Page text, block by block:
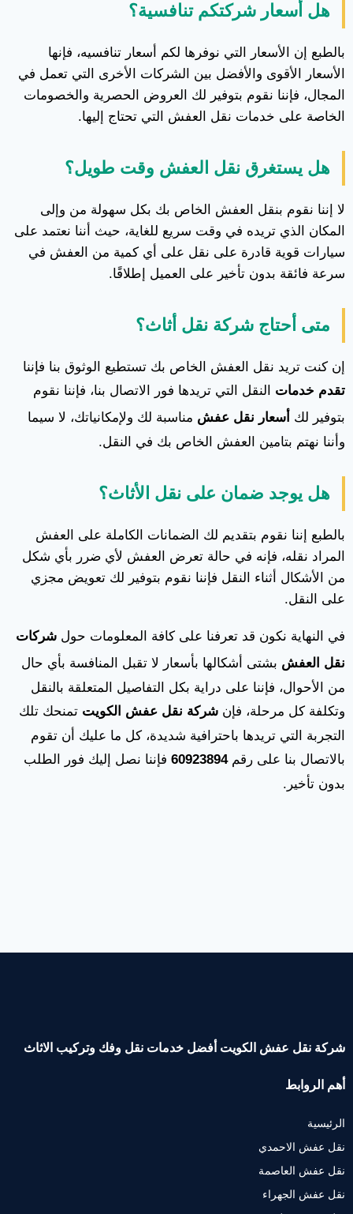
هل أسعار شركتكم تنافسية؟
بالطبع إن الأسعار التي نوفرها لكم أسعار تنافسيه، فإنها
الأسعار الأقوى والأفضل بين الشركات الأخرى التي تعمل في
المجال، فإننا نقوم بتوفير لك العروض الحصرية والخصومات
الخاصة على خدمات نقل العفش التي تحتاج إليها.
هل يستغرق نقل العفش وقت طويل؟
لا إننا نقوم بنقل العفش الخاص بك بكل سهولة من وإلى
المكان الذي تريده في وقت سريع للغاية، حيث أننا نعتمد على
سيارات قوية قادرة على نقل على أي كمية من العفش في
سرعة فائقة بدون تأخير على العميل إطلاقًا.
متى أحتاج شركة نقل أثاث؟
إن كنت تريد نقل العفش الخاص بك تستطيع الوثوق بنا فإننا
تقدم خدمات
النقل التي تريدها فور الاتصال بنا، فإننا نقوم
بتوفير لك أسعار نقل عفش مناسبة لك ولإمكانياتك، لا سيما
وأننا نهتم بتامين العفش الخاص بك في النقل.
هل يوجد ضمان على نقل الأثاث؟
بالطبع إننا نقوم بتقديم لك الضمانات الكاملة على العفش
المراد نقله، فإنه في حالة تعرض العفش لأي ضرر بأي شكل
من الأشكال أثناء النقل فإننا نقوم بتوفير لك تعويض مجزي
على النقل.
في النهاية نكون قد تعرفنا على كافة المعلومات حول شركات
نقل العفش بشتى أشكالها بأسعار لا تقبل المنافسة بأي حال
من الأحوال، فإننا على دراية بكل التفاصيل المتعلقة بالنقل
وتكلفة كل مرحلة، فإن شركة نقل عفش الكويت تمنحك تلك
التجربة التي تريدها باحترافية شديدة، كل ما عليك أن تقوم
بالاتصال بنا على رقم60923894 فإننا نصل إليك فور الطلب
بدون تأخير.
شركة نقل عفش الكويت أفضل خدمات نقل وفك وتركيب الاثاث
أهم الروابط
الرئيسية
نقل عفش الاحمدي
نقل عفش العاصمة
نقل عفش الجهراء